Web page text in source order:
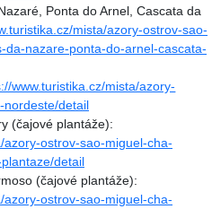
Ponta do Arnel, Cascata da
mista/azory-ostrov-sao-
da-nazare-ponta-do-arnel-cascata-
www.turistika.cz/mista/azory-
nordeste/detail
(čajové plantáže):
ostrov-sao-miguel-cha-
detail
(čajové plantáže):
ostrov-sao-miguel-cha-